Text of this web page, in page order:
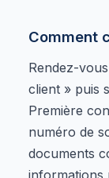
Comment
Rendez-
client » puis
Première
numéro de
documents
informations